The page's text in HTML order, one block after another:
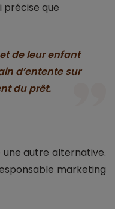
précise que
de leur enfant
d’entente sur
du prêt.
une autre alternative.
marketing